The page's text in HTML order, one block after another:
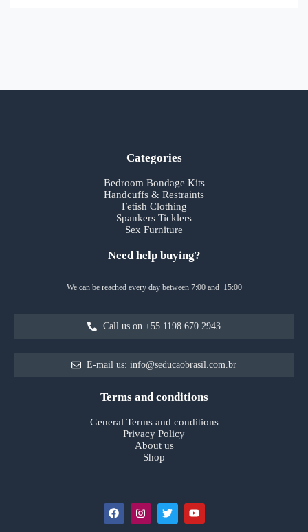
Categories
Bedroom Bondage Kits
Handcuffs & Restraints
Fetish Clothing
Spankers Ticklers
Sex Furniture
Need help buying?
We can be reached every day between 7:00 and 15:00
Call us on +55 1198 670 2943
E-mail us: info@seducaobrasil.com.br
Terms and conditions
General Terms and conditions
Privacy Policy
About us
Shop